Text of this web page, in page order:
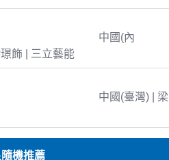
中國(內
飾 | 三立藝能
中國(臺灣) | 梁
機推薦